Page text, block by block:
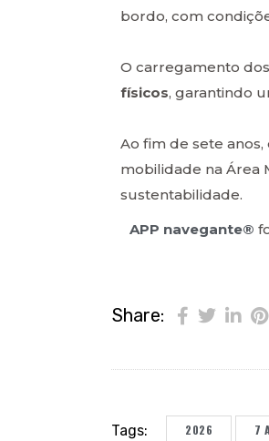
bordo, com
O carregamento
físicos, garantindo
Ao fim de sete
mobilidade na Área
sustentabilidade.
APP navegante®
Share:
Tags: 2026 7